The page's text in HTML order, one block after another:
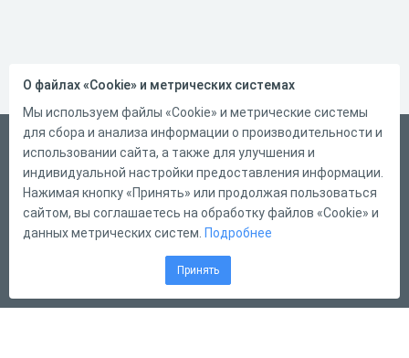
Український
Справка
Форма обратной связи
Контакты
Конструктор тестов
О файлах «Cookie» и метрических системах
Мы используем файлы «Cookie» и метрические системы
для сбора и анализа информации о производительности и
использовании сайта, а также для улучшения и
индивидуальной настройки предоставления информации.
Нажимая кнопку «Принять» или продолжая пользоваться
сайтом, вы соглашаетесь на обработку файлов «Cookie» и
данных метрических систем. Подробнее
Принять